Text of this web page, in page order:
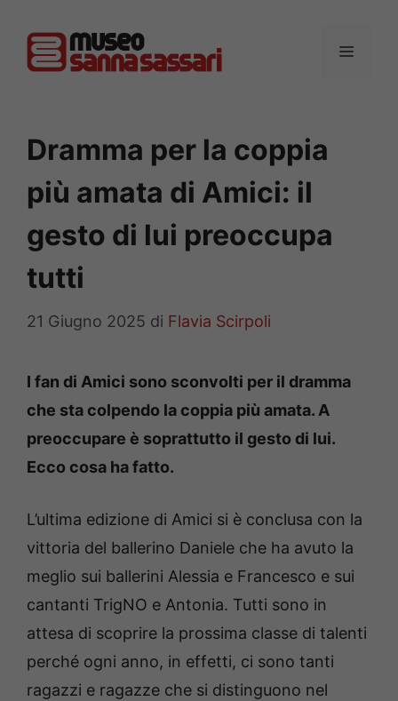
contenuto
MENU
Dramma per la coppia
più amata di Amici: il
gesto di lui preoccupa
tutti
21 Giugno 2025 di Flavia Scirpoli
I fan di Amici sono sconvolti per il dramma
che sta colpendo la coppia più amata. A
preoccupare è soprattutto il gesto di lui.
Ecco cosa ha fatto.
L’ultima edizione di Amici si è conclusa con la
vittoria del ballerino Daniele che ha avuto la
meglio sui ballerini Alessia e Francesco e sui
cantanti TrigNO e Antonia. Tutti sono in
attesa di scoprire la prossima classe di talenti
perché ogni anno, in effetti, ci sono tanti
ragazzi e ragazze che si distinguono nel